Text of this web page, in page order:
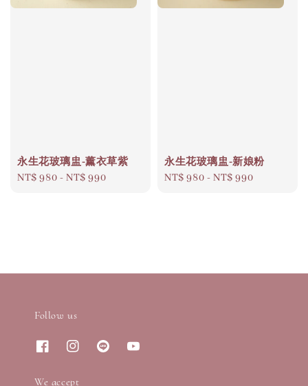
永生花玻璃盅-薰衣草紫
Regular
NT$ 980 -NT$ 990
永生花玻璃盅-新娘粉
Regular
NT$ 980 -NT$ 990
Follow us
We accept